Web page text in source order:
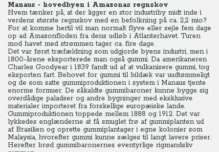
Manaus - hovedbyen i Amazonas regnskov
Hvem tænker på, at der ligger en stor industriby midt inde i
verdens største regnskov med en befolkning på ca. 2,2 mio.?
For at komme hertil vil man normalt flyve eller sejle fem dage
op ad Amazonfloden fra dens udløb i Atlanterhavet. Turen
mod havet med strømmen tager ca. fire dage.
Det var først træfældning som udgjorde byens industri, men i
1800-årene eksporterede man også gummi. Da amerikaneren
Charles Goodyear i 1839 fandt ud af at vulkanisere gummi, tog
eksporten fart. Behovet for gummi til bildæk var uudtømmeligt
og de som satte gummiproduktionen i system i Manaus tjente
enorme formuer. De såkaldte gummibaroner kunne bygge sig
overdådige paladser og andre bygninger med eksklusive
materialer importeret fra forskellige europæiske lande.
Gummiproduktionen toppede mellem 1888 og 1912. Det var
lykkedes englænderne at få smuglet frø af gummiplanten ud
af Brasilien og oprette gummiplantager i egne kolonier som
Malaysia, hvorefter gummi kunne sælges til langt lavere priser.
Herefter brød gummibaronernes eventyrlige rigmandsliv